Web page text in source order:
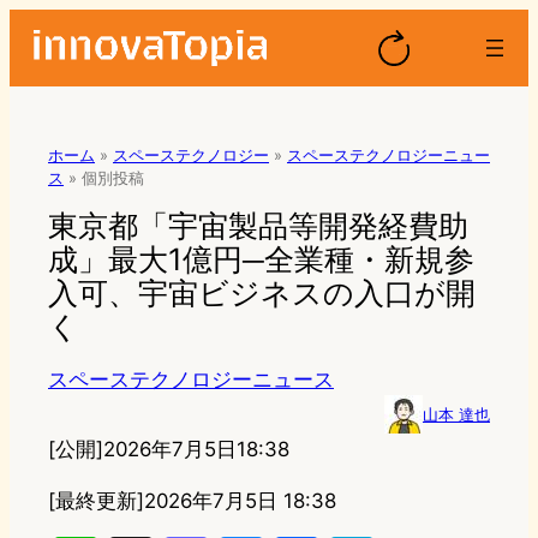
ホーム » スペーステクノロジー » スペーステクノロジーニュー
ス » 個別投稿
東京都「宇宙製品等開発経費助
成」最大1億円─全業種・新規参
入可、宇宙ビジネスの入口が開
く
スペーステクノロジーニュース
山本 達也
[公開]2026年7月5日18:38
[最終更新]2026年7月5日 18:38